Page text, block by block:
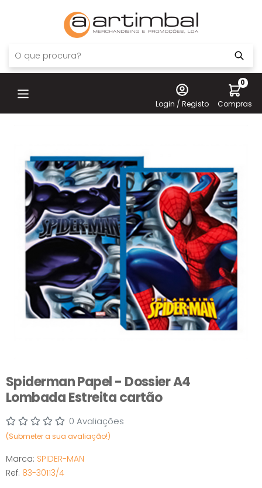
Login / Registo
0
Compras
Spiderman Papel - Dossier A4
Lombada Estreita cartão
0 Avaliações
(Submeter a sua avaliação!)
Marca: SPIDER-MAN
Ref. 83-30113/4